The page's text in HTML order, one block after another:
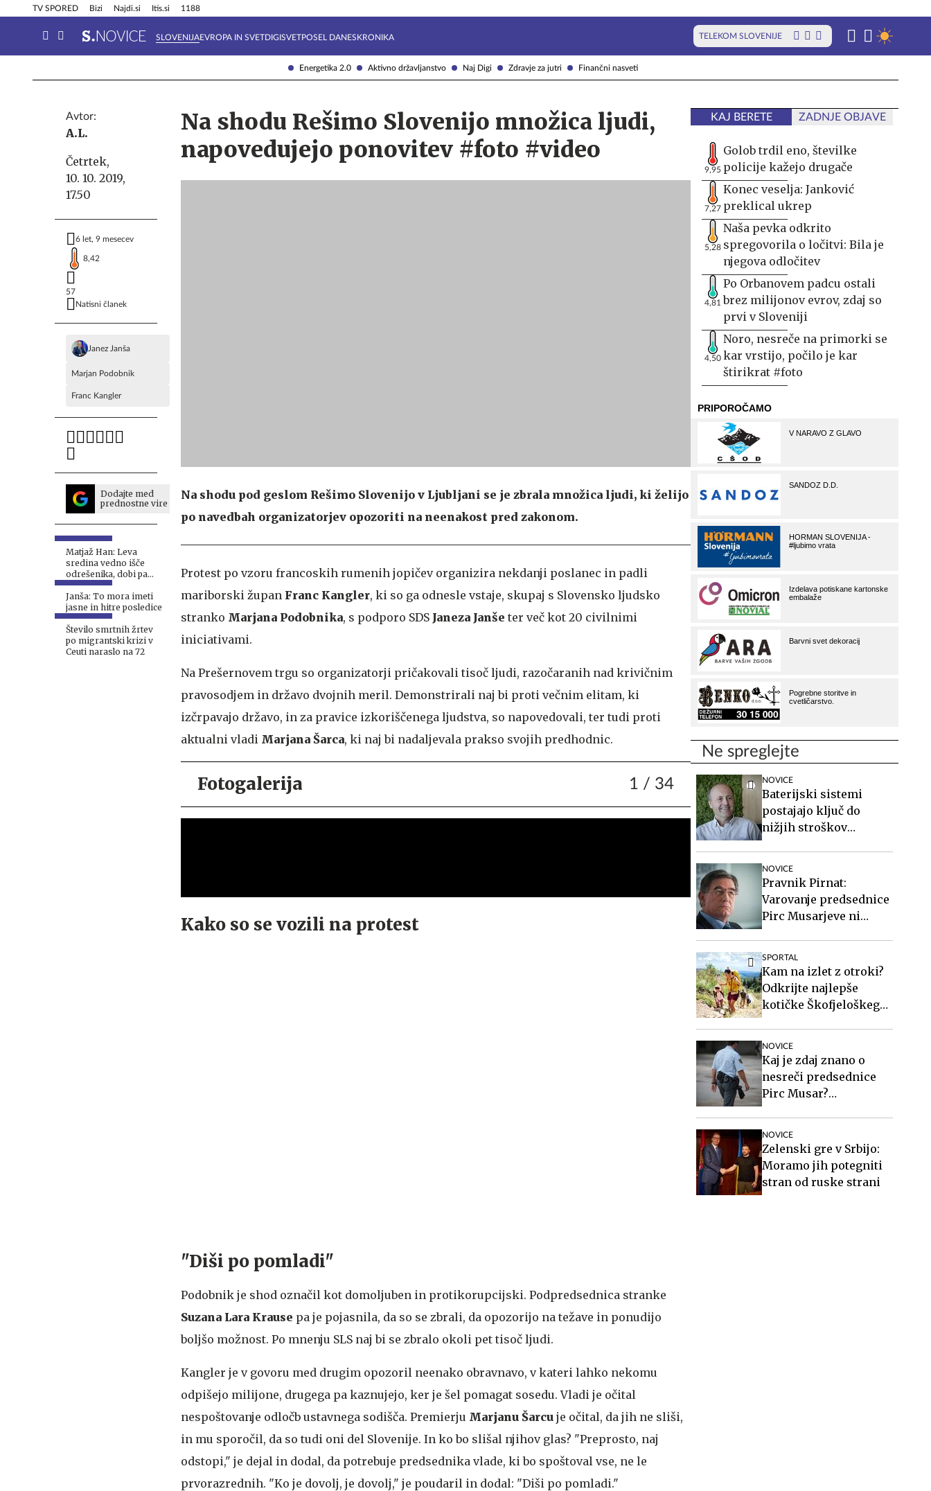
Energetika 2.0 Aktivno državljanstvo Naj Digi Zdravje za jutri Finančni nasveti
TV SPORED Bizi Najdi.si Itis.si 1188
SLOVENIJAEVROPA IN SVETDIGISVETPOSEL DANESKRONIKA TELEKOM SLOVENIJE
Info in obvestila Tehnik
Avtor:
A.L.
Četrtek,
10. 10. 2019,
17.50
6 let, 9 mesecev
8,42
57
Natisni članek
Janez Janša
Marjan Podobnik
Franc Kangler
Dodajte med
prednostne vire
Matjaž Han: Leva
sredina vedno išče
odrešenika, dobi pa
Janševo vlado #video
Janša: To mora imeti
jasne in hitre posledice
Število smrtnih žrtev
po migrantski krizi v
Ceuti naraslo na 72
Na shodu Rešimo Slovenijo množica ljudi,
napovedujejo ponovitev #foto #video
Na shodu pod geslom Rešimo Slovenijo v Ljubljani se je zbrala množica ljudi, ki želijo
po navedbah organizatorjev opozoriti na neenakost pred zakonom.
Protest po vzoru francoskih rumenih jopičev organizira nekdanji poslanec in padli
mariborski župan Franc Kangler, ki so ga odnesle vstaje, skupaj s Slovensko ljudsko
stranko Marjana Podobnika, s podporo SDS Janeza Janše ter več kot 20 civilnimi
iniciativami.
Na Prešernovem trgu so organizatorji pričakovali tisoč ljudi, razočaranih nad krivičnim
pravosodjem in državo dvojnih meril. Demonstrirali naj bi proti večnim elitam, ki
izčrpavajo državo, in za pravice izkoriščenega ljudstva, so napovedovali, ter tudi proti
aktualni vladi Marjana Šarca, ki naj bi nadaljevala prakso svojih predhodnic.
Fotogalerija 1 / 34
Kako so se vozili na protest
"Diši po pomladi"
Podobnik je shod označil kot domoljuben in protikorupcijski. Podpredsednica stranke
Suzana Lara Krause pa je pojasnila, da so se zbrali, da opozorijo na težave in ponudijo
boljšo možnost. Po mnenju SLS naj bi se zbralo okoli pet tisoč ljudi.
Kangler je v govoru med drugim opozoril neenako obravnavo, v kateri lahko nekomu
odpišejo milijone, drugega pa kaznujejo, ker je šel pomagat sosedu. Vladi je očital
nespoštovanje odločb ustavnega sodišča. Premierju Marjanu Šarcu je očital, da jih ne sliši,
in mu sporočil, da so tudi oni del Slovenije. In ko bo slišal njihov glas? "Preprosto, naj
odstopi," je dejal in dodal, da potrebuje predsednika vlade, ki bo spoštoval vse, ne le
prvorazrednih. "Ko je dovolj, je dovolj," je poudaril in dodal: "Diši po pomladi."
KAJ BERETE ZADNJE OBJAVE
9,95
Golob trdil eno, številke
policije kažejo drugače
7,27
Konec veselja: Janković
preklical ukrep
5,28
Naša pevka odkrito
spregovorila o ločitvi: Bila je
njegova odločitev
4,81
Po Orbanovem padcu ostali
brez milijonov evrov, zdaj so
prvi v Sloveniji
4,50
Noro, nesreče na primorki se
kar vrstijo, počilo je kar
štirikrat #foto
Ne spreglejte
NOVICE
Baterijski sistemi
postajajo ključ do
nižjih stroškov
NOVICE
Pravnik Pirnat:
Varovanje predsednice
Pirc Musarjeve ni
SPORTAL
Kam na izlet z otroki?
Odkrijte najlepše
kotičke Škofjeloškega
NOVICE
Kaj je zdaj znano o
nesreči predsednice
Pirc Musar?
NOVICE
Zelenski gre v Srbijo:
Moramo jih potegniti
stran od ruske strani